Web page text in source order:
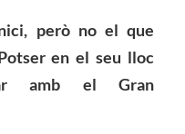
però no el que
en el seu lloc
amb el Gran